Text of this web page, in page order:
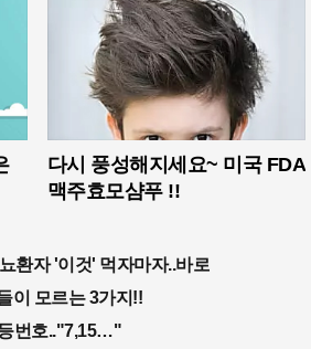
다시 풍성해지세요~ 미국 FDA
맥주효모샴푸 !!
환자 '이것' 먹자마자..바로
이 모르는 3가지!!
번호.."7,15…"